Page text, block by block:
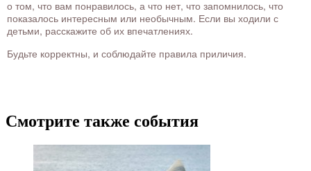
о том, что вам понравилось, а что нет, что запомнилось, что
показалось интересным или необычным. Если вы ходили с
детьми, расскажите об их впечатлениях.
Будьте корректны, и соблюдайте правила приличия.
Смотрите также события